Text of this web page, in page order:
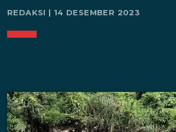
REDAKSI | 14 DESEMBER 2023